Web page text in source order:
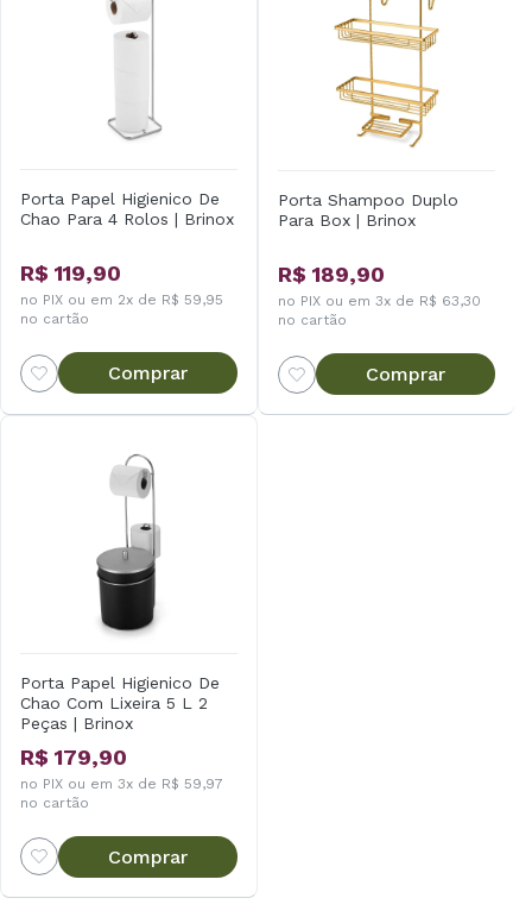
Porta Papel Higienico De
Chao Para 4 Rolos | Brinox
R$ 119,90
no PIX ou em 2x de R$ 59,95
no cartão
Comprar
Porta Shampoo Duplo
Para Box | Brinox
R$ 189,90
no PIX ou em 3x de R$ 63,30
no cartão
Comprar
Porta Papel Higienico De
Chao Com Lixeira 5 L 2
Peças | Brinox
R$ 179,90
no PIX ou em 3x de R$ 59,97
no cartão
Comprar